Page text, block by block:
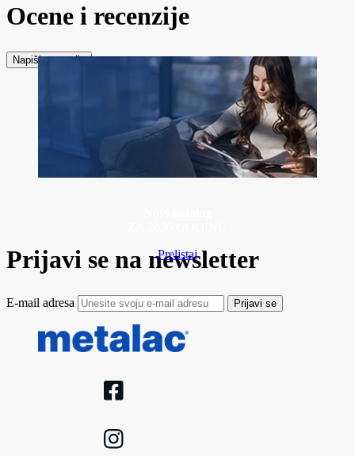
Ocene i recenzije
Napiši recenziju
Prelistaj
Prijavi se na newsletter
E-mail adresa Prijavi se